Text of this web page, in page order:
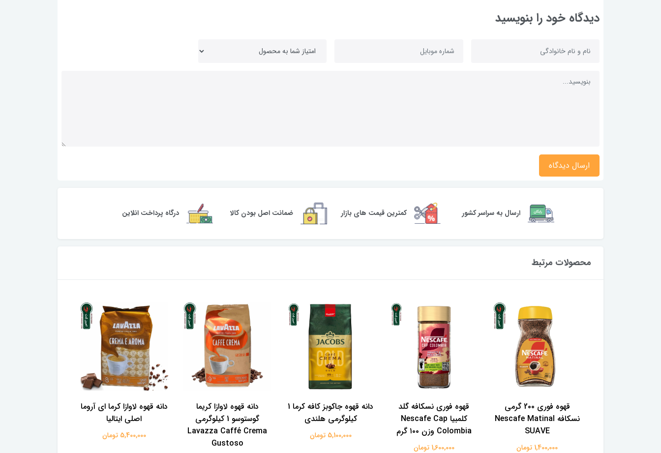
دیدگاه خود را بنویسید
ارسال دیدگاه
ارسال به سراسر کشور کمترین قیمت های بازار ضمانت اصل بودن کالا درگاه پرداخت انلاین
محصولات مرتبط
قهوه فوری 2۰۰ گرمی
نسکافه Nescafe Matinal
SUAVE
1,400,000 تومان
قهوه فوری نسکافه گلد
کلمبیا Nescafe Cap
Colombia وزن ۱۰۰ گرم
1,600,000 تومان
دانه قهوه جاکوبز کافه کرما 1
کیلوگرمی هلندی
5,100,000 تومان
دانه قهوه لاوازا کریما
گوستوسو 1 کیلوگرمی
Lavazza Caffé Crema
Gustoso
دانه قهوه لاوازا کرما ای آروما
اصلی ایتالیا
5,400,000 تومان